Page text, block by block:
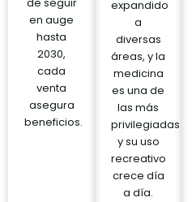
de seguir
en auge
hasta
2030,
cada
venta
asegura
beneficios.
expandido
a
diversas
áreas, y la
medicina
es una de
las más
privilegiadas
y su uso
recreativo
crece día
a día.